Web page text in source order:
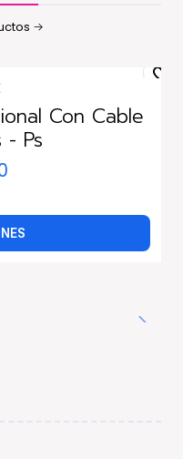
Con Cable
- Ps